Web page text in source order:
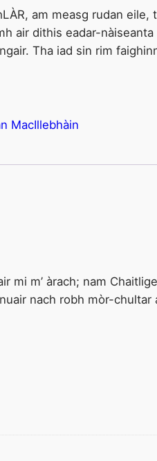
am measg rudan eile,
air dithis eadar-
Tha iad sin rim
MacIllebhàin
m’ àrach; nam
nach robh mòr-